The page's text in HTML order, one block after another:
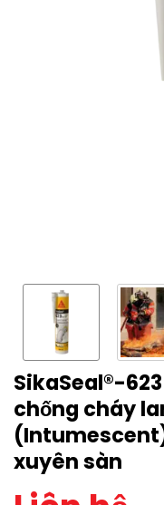
SikaSeal®-
chống cháy
xuyên sàn